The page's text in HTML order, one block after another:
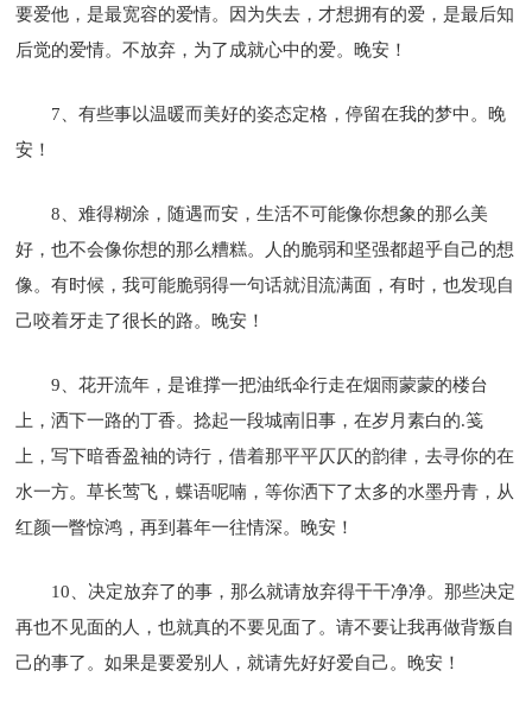
要爱他，是最宽容的爱情。因为失去，才想拥有的爱，是最后知
后觉的爱情。不放弃，为了成就心中的爱。晚安！
7、有些事以温暖而美好的姿态定格，停留在我的梦中。晚
安！
8、难得糊涂，随遇而安，生活不可能像你想象的那么美
好，也不会像你想的那么糟糕。人的脆弱和坚强都超乎自己的想
像。有时候，我可能脆弱得一句话就泪流满面，有时，也发现自
己咬着牙走了很长的路。晚安！
9、花开流年，是谁撑一把油纸伞行走在烟雨蒙蒙的楼台
上，洒下一路的丁香。捻起一段城南旧事，在岁月素白的.笺
上，写下暗香盈袖的诗行，借着那平平仄仄的韵律，去寻你的在
水一方。草长莺飞，蝶语呢喃，等你洒下了太多的水墨丹青，从
红颜一瞥惊鸿，再到暮年一往情深。晚安！
10、决定放弃了的事，那么就请放弃得干干净净。那些决定
再也不见面的人，也就真的不要见面了。请不要让我再做背叛自
己的事了。如果是要爱别人，就请先好好爱自己。晚安！